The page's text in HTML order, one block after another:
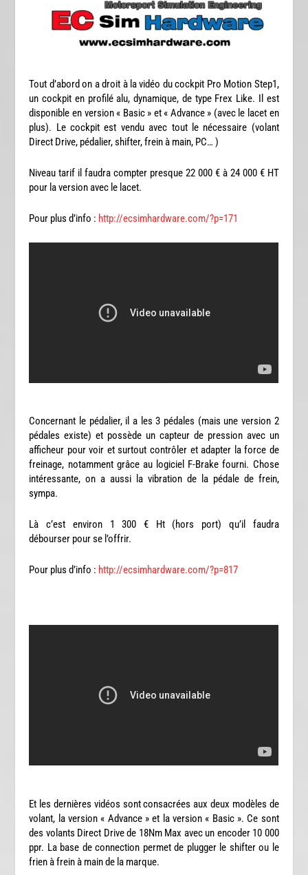
Tout d’abord on a droit à la vidéo du cockpit Pro Motion Step1,
un cockpit en profilé alu, dynamique, de type Frex Like. Il est
disponible en version « Basic » et « Advance » (avec le lacet en
plus). Le cockpit est vendu avec tout le nécessaire (volant
Direct Drive, pédalier, shifter, frein à main, PC… )
Niveau tarif il faudra compter presque 22 000 € à 24 000 € HT
pour la version avec le lacet.
Pour plus d’info : http://ecsimhardware.com/?p=171
Concernant le pédalier, il a les 3 pédales (mais une version 2
pédales existe) et possède un capteur de pression avec un
afficheur pour voir et surtout contrôler et adapter la force de
freinage, notamment grâce au logiciel F-Brake fourni. Chose
intéressante, on a aussi la vibration de la pédale de frein,
sympa.
Là c’est environ 1 300 € Ht (hors port) qu’il faudra
débourser pour se l’offrir.
Pour plus d’info : http://ecsimhardware.com/?p=817
Et les dernières vidéos sont consacrées aux deux modèles de
volant, la version « Advance » et la version « Basic ». Ce sont
des volants Direct Drive de 18Nm Max avec un encoder 10 000
ppr. La base de connection permet de plugger le shifter ou le
frien à frein à main de la marque.